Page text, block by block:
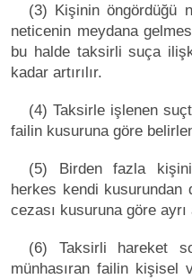
(3) Kişinin öngördüğü
neticenin meydana
bu halde taksirli suça
kadar artırılır.
(4) Taksirle işlenen
failin kusuruna göre
(5) Birden fazla
herkes kendi kusurundan
cezası kusuruna göre ayrı
(6) Taksirli hareket
münhasıran failin kişisel